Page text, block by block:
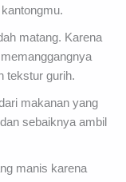
matang. Karena
tekstur gurih.
makanan yang
sebaiknya ambil
manis karena